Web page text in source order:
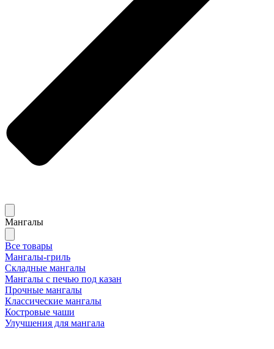
Мангалы
Все товары
Мангалы-гриль
Складные мангалы
Мангалы с печью под казан
Прочные мангалы
Классические мангалы
Костровые чаши
Улучшения для мангала